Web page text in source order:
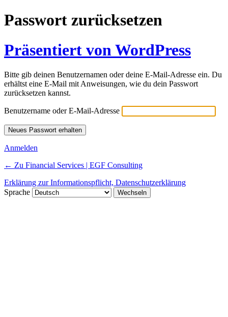
Passwort zurücksetzen
Präsentiert von WordPress
Bitte gib deinen Benutzernamen oder deine E-Mail-Adresse ein. Du
erhältst eine E-Mail mit Anweisungen, wie du dein Passwort
zurücksetzen kannst.
Benutzername oder E-Mail-Adresse
Anmelden
← Zu Financial Services | EGF Consulting
Erklärung zur Informationspflicht, Datenschutzerklärung
Sprache